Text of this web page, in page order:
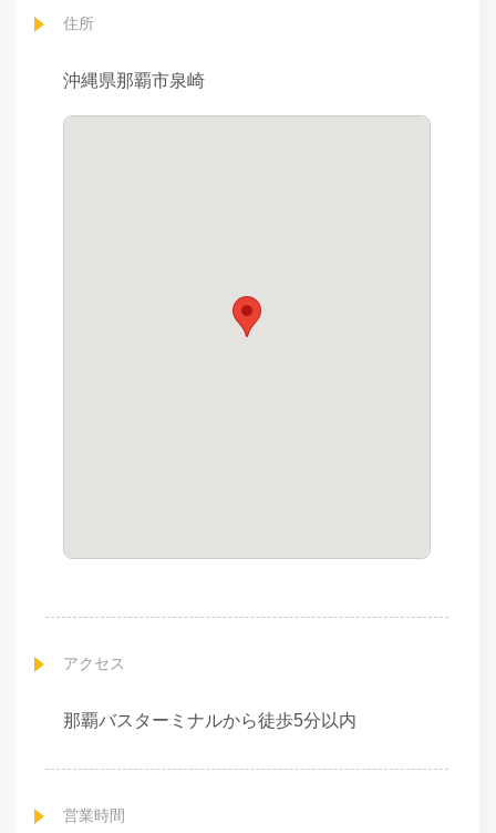
住所
沖縄県那覇市泉崎
アクセス
那覇バスターミナルから徒歩5分以内
営業時間